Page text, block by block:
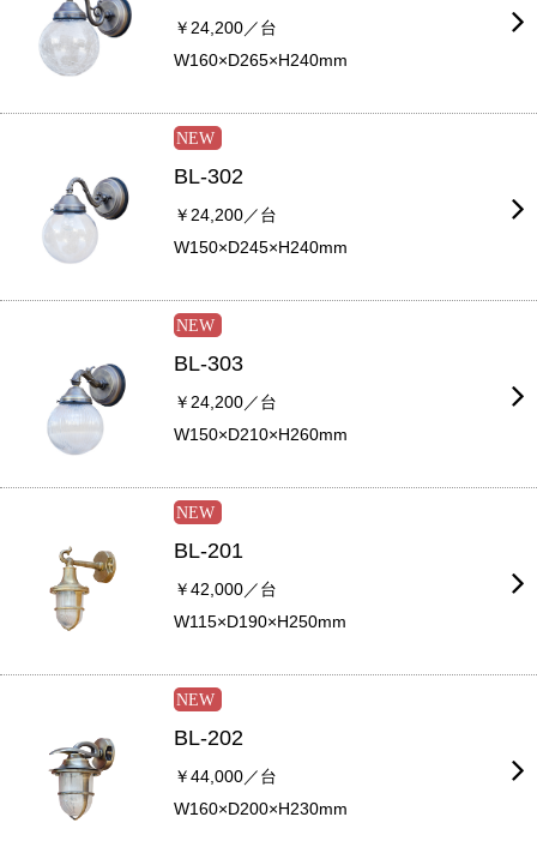
￥24,200／台
W160×D265×H240mm
BL-302
￥24,200／台
W150×D245×H240mm
BL-303
￥24,200／台
W150×D210×H260mm
BL-201
￥42,000／台
W115×D190×H250mm
BL-202
￥44,000／台
W160×D200×H230mm